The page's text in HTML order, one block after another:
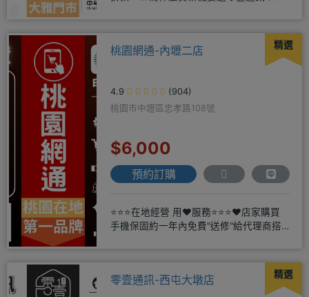
精選
桃園網通-內壢二店
4.9
(904)
桃園市中壢區忠孝路108號
$6,000
預約訂購
⭐⭐⭐在地經營 用❤️服務⭐⭐⭐❤️店家購買
手機保固約一年內免費"送修"給代理商搭
精選
零壹通訊-西屯大墩店